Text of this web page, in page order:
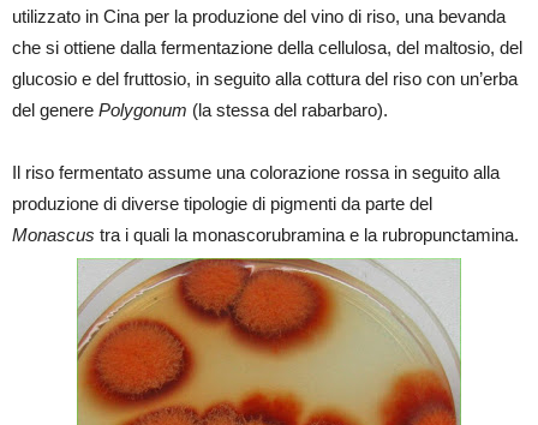
utilizzato in Cina per la produzione del vino di riso, una bevanda
che si ottiene dalla fermentazione della cellulosa, del maltosio, del
glucosio e del fruttosio, in seguito alla cottura del riso con un’erba
del genere Polygonum (la stessa del rabarbaro).
Il riso fermentato assume una colorazione rossa in seguito alla
produzione di diverse tipologie di pigmenti da parte del
Monascus tra i quali la monascorubramina e la rubropunctamina.